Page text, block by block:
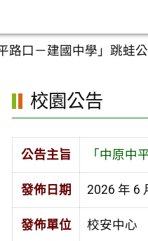
路口－建國中學」跳蛙
校園公告
公告主旨 「中原中
發佈日期 2026 年 6
發佈單位 校安中心